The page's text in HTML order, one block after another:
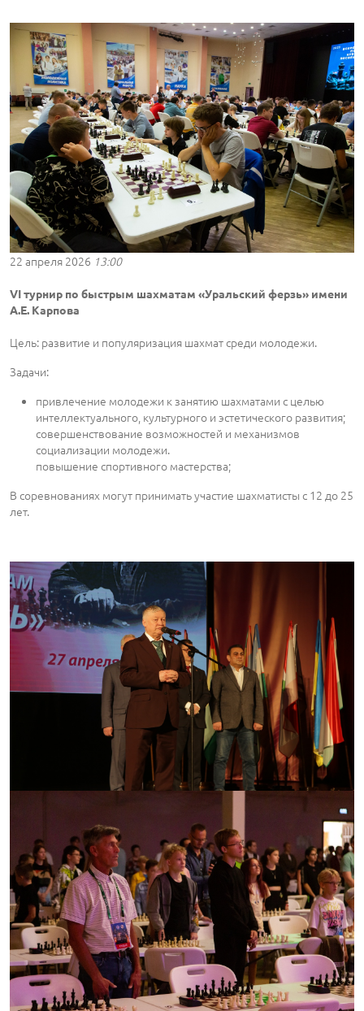
22 апреля 2026 13:00
VI турнир по быстрым шахматам «Уральский ферзь» имени
А.Е. Карпова
Цель: развитие и популяризация шахмат среди молодежи.
Задачи:
привлечение молодежи к занятию шахматами с целью
интеллектуального, культурного и эстетического развития;
совершенствование возможностей и механизмов
социализации молодежи.
повышение спортивного мастерства;
В соревнованиях могут принимать участие шахматисты с 12 до 25
лет.